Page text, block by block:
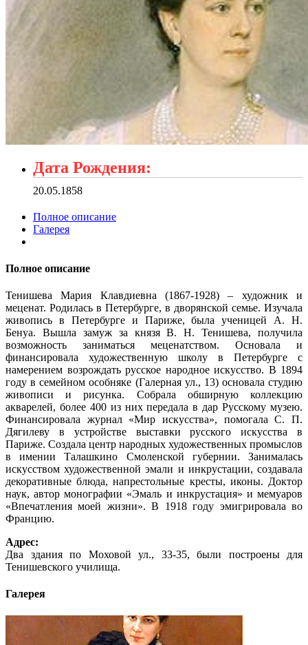
Дата Рождения:
20.05.1858
Полное описание
Галерея
Полное описание
Тенишева Мария Клавдиевна (1867-1928) – художник и
меценат. Родилась в Петербурге, в дворянской семье. Изучала
живопись в Петербурге и Париже, была ученицей А. Н.
Бенуа. Вышла замуж за князя В. Н. Тенишева, получила
возможность заниматься меценатством. Основала и
финансировала художественную школу в Петербурге с
намерением возрождать русское народное искусство. В 1894
году в семейном особняке (Галерная ул., 13) основала студию
живописи и рисунка. Собрала обширную коллекцию
акварелей, более 400 из них передала в дар Русскому музею.
Финансировала журнал «Мир искусства», помогала С. П.
Дягилеву в устройстве выставки русского искусства в
Париже. Создала центр народных художественных промыслов
в имении Талашкино Смоленской губернии. Занималась
искусством художественной эмали и инкрустации, создавала
декоративные блюда, напрестольные кресты, иконы. Доктор
наук, автор монографии «Эмаль и инкрустация» и мемуаров
«Впечатления моей жизни». В 1918 году эмигрировала во
Францию.
Адрес:
Два здания по Моховой ул., 33-35, были построены для
Тенишевского училища.
Галерея